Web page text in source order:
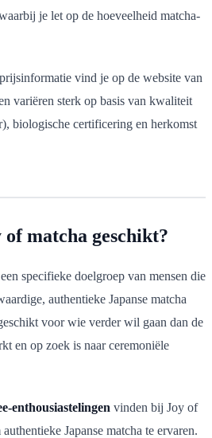
je let op de hoeveelheid matcha-
vind je op de website van
variëren sterk op basis van kwaliteit
biologische certificering en herkomst
matcha geschikt?
specifieke doelgroep van mensen die
authentieke Japanse matcha
voor wie verder wil gaan dan de
en op zoek is naar ceremoniële
enthousiastelingen vinden bij Joy of
Japanse matcha te ervaren.